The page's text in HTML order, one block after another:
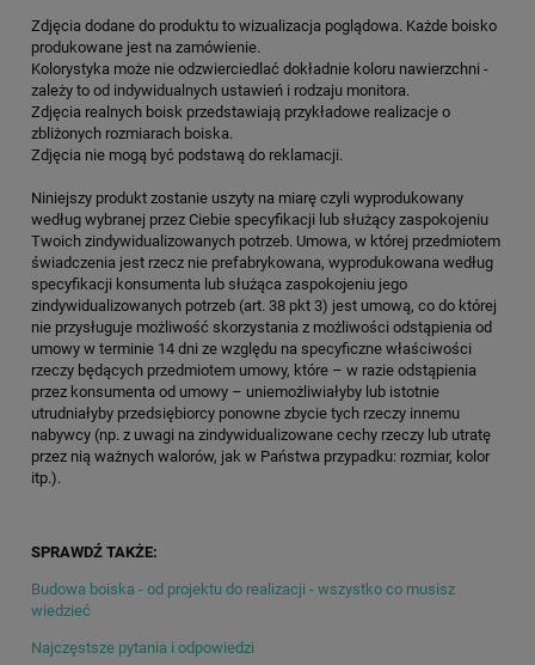
Zdjęcia dodane do produktu to wizualizacja poglądowa. Każde boisko
produkowane jest na zamówienie.
Kolorystyka może nie odzwierciedlać dokładnie koloru nawierzchni -
zależy to od indywidualnych ustawień i rodzaju monitora.
Zdjęcia realnych boisk przedstawiają przykładowe realizacje o
zbliżonych rozmiarach boiska.
Zdjęcia nie mogą być podstawą do reklamacji.
Niniejszy produkt zostanie uszyty na miarę czyli wyprodukowany
według wybranej przez Ciebie specyfikacji lub służący zaspokojeniu
Twoich zindywidualizowanych potrzeb. Umowa, w której przedmiotem
świadczenia jest rzecz nie prefabrykowana, wyprodukowana według
specyfikacji konsumenta lub służąca zaspokojeniu jego
zindywidualizowanych potrzeb (art. 38 pkt 3) jest umową, co do której
nie przysługuje możliwość skorzystania z możliwości odstąpienia od
umowy w terminie 14 dni ze względu na specyficzne właściwości
rzeczy będących przedmiotem umowy, które – w razie odstąpienia
przez konsumenta od umowy – uniemożliwiałyby lub istotnie
utrudniałyby przedsiębiorcy ponowne zbycie tych rzeczy innemu
nabywcy (np. z uwagi na zindywidualizowane cechy rzeczy lub utratę
przez nią ważnych walorów, jak w Państwa przypadku: rozmiar, kolor
itp.).
SPRAWDŹ TAKŻE:
Budowa boiska - od projektu do realizacji - wszystko co musisz
wiedzieć
Najczęstsze pytania i odpowiedzi